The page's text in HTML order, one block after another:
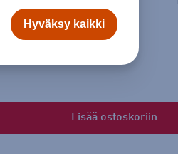
Lisää ostoskoriin
Hyväksy kaikki